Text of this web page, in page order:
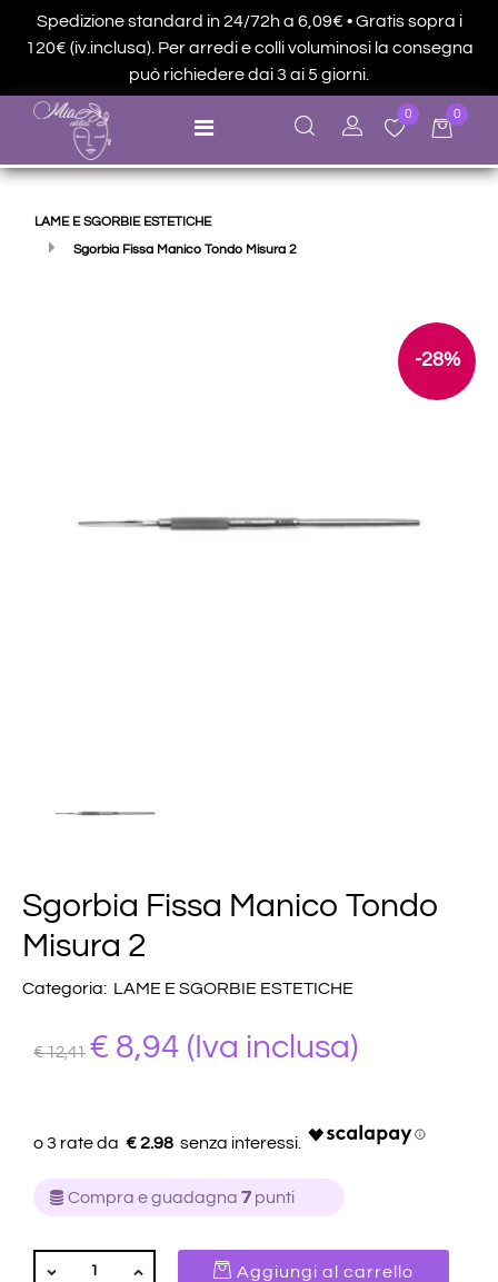
Spedizione standard in 24/72h a 6,09€ • Gratis sopra i
120€ (iv.inclusa). Per arredi e colli voluminosi la consegna
può richiedere dai 3 ai 5 giorni.
Open menu
0 0
LAME E SGORBIE ESTETICHE
Sgorbia Fissa Manico Tondo Misura 2
-28%
Sgorbia Fissa Manico Tondo
Misura 2
Categoria: LAME E SGORBIE ESTETICHE
€ 12,41 € 8,94 (Iva inclusa)
€ 2.98
Compra e guadagna 7 punti
QUANTITÀ
Aggiungi al carrello